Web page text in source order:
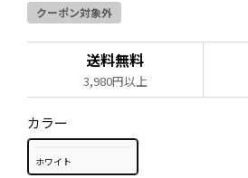
クーポン対象外
送料無料
3,980円以上
カラー
ホワイト